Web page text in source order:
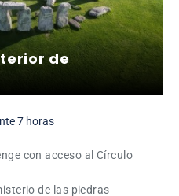
de
7 horas
con acceso al Círculo
de las piedras